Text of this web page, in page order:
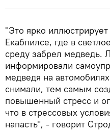
"Это ярко
Екабпилсе, где в
среду забрел медведь.
информировали
медведя на
снимали, тем самым
повышенный стресс и
что в стрессовых
напасть", - говорит